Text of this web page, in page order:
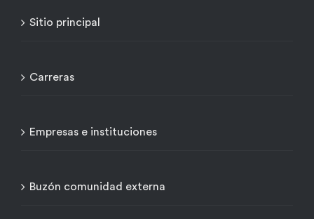
Sitio principal
Carreras
Empresas e instituciones
Buzón comunidad externa